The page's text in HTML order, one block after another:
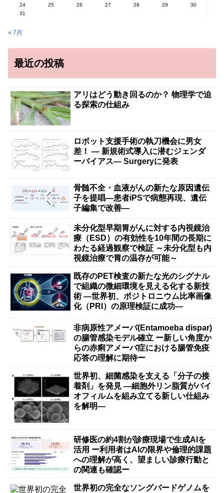
24
25 26 27 28 29
30
31
« 7月
最近の投稿
アリはどう動き回るのか？ 物理学で迫
る探索の仕組み
ロボット支援手術の執刀機会に男女
差！ — 新規術式導入に潜むジェンダ
ーバイアス— Surgeryに発表
骨髄不全・血液がんの新たな原因遺伝
子を提唱―患者iPSで病態再現、遺伝
子編集で改善―
未分化型早期胃がんに対する内視鏡治
療（ESD）の有効性を10年間の長期に
わたる経過観察で検証 ～未分化型も内
視鏡治療で胃の温存が可能～
既存のPET検査の新たな光のシグナル
で組織の微細環境を見える化する新技
術 ―世界初、ポジトロニウム比率画像
化（PRI）の原理検証に成功―
非病原性アメーバ(Entamoeba dispar)
の腸管感染モデル確立 ー新しい角度か
らの赤痢アメーバ症における腸管免疫
応答の理解に期待ー
世界初、細菌感染を支える「分子の接
着剤」を発見 ―細胞外リン脂質がバイ
オフィルムを組み立てる新しい仕組み
を解明―
研修医の約4割が診療現場で生成AIを
活用 ー利用者はAIの限界や倫理的課題
への理解が高く、望ましい診療行動と
の関連も確認ー
世界初の完全なソングバードゲノムを